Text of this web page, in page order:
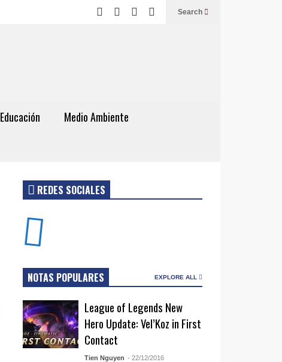
Search
Educación
Medio Ambiente
REDES SOCIALES
NOTAS POPULARES EXPLORE ALL
League of Legends New
Hero Update: Vel’Koz in First
Contact
Tien Nguyen - 22/12/2016